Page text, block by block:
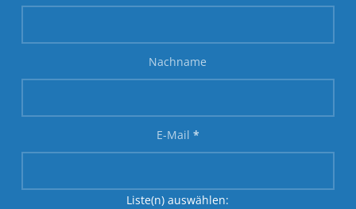
Nachname
E-Mail *
Liste(n) auswählen: